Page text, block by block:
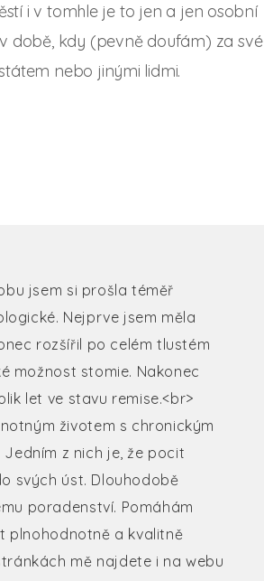
i v tomhle je to jen a jen osobní
době, kdy (pevně doufám) za své
nebo jinými lidmi.
jsem si prošla téměř
Nejprve jsem měla
rozšířil po celém tlustém
možnost stomie. Nakonec
let ve stavu remise.<br>
životem s chronickým
z nich je, že pocit
svých úst. Dlouhodobě
poradenství. Pomáhám
plnohodnotně a kvalitně
mě najdete i na webu